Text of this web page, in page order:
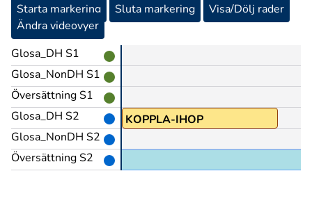
Starta markering Sluta markering
Visa/Dölj rader
Ändra videovyer
Glosa_DH S1
Glosa_NonDH S1
Översättning S1
Glosa_DH S2
Glosa_NonDH S2
Översättning S2
OCKSÅ@z KOPPLA-IHOP